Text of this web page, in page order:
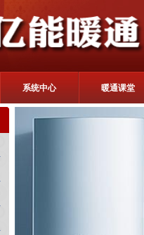
系统中心 暖通课堂